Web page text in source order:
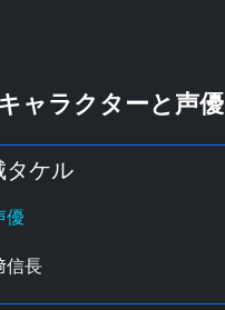
ャラクターと声優
タケル
優
信長